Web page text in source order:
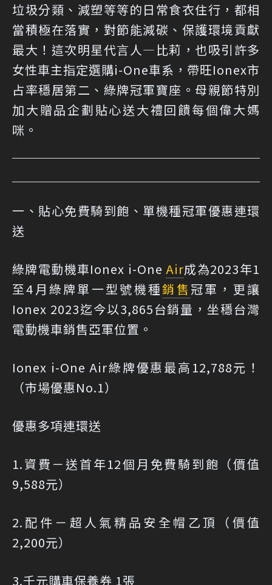
垃圾分類、減塑等等的日常食衣住行，都相
當積極在落實，對節能減碳、保護環境貢獻
最大！這次明星代言人—比莉，也吸引許多
女性車主指定選購i-One車系，帶旺Ionex市
占率穩居第二、綠牌冠軍寶座。母親節特別
加大贈品企劃貼心送大禮回饋每個偉大媽
咪。
一、貼心免費騎到飽、單機種冠軍優惠連環
送
綠牌電動機車Ionex i-OneAir成為2023年1
至4月綠牌單一型號機種銷售 冠軍，更讓
Ionex 2023迄今以3,865台銷量，坐穩台灣
電動機車銷售亞軍位置。
Ionex i-One Air綠牌優惠最高12,788元！
（市場優惠No.1）
優惠多項連環送
1.資費－送首年12個月免費騎到飽（價值
9,588元）
2.配件－超人氣精品安全帽乙頂（價值
2,200元）
3.千元購車保養券 1張